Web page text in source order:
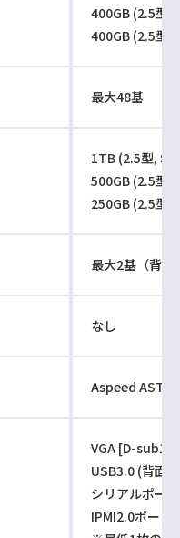
400GB (2.5型,
400GB (2.5型,
最大48基
1TB (2.5型,
500GB (2.5型
250GB (2.5型
最大2基（背面
なし
Aspeed
VGA [D-sub15
USB3.0 (背面
シリアルポー
IPMI2.0ポー